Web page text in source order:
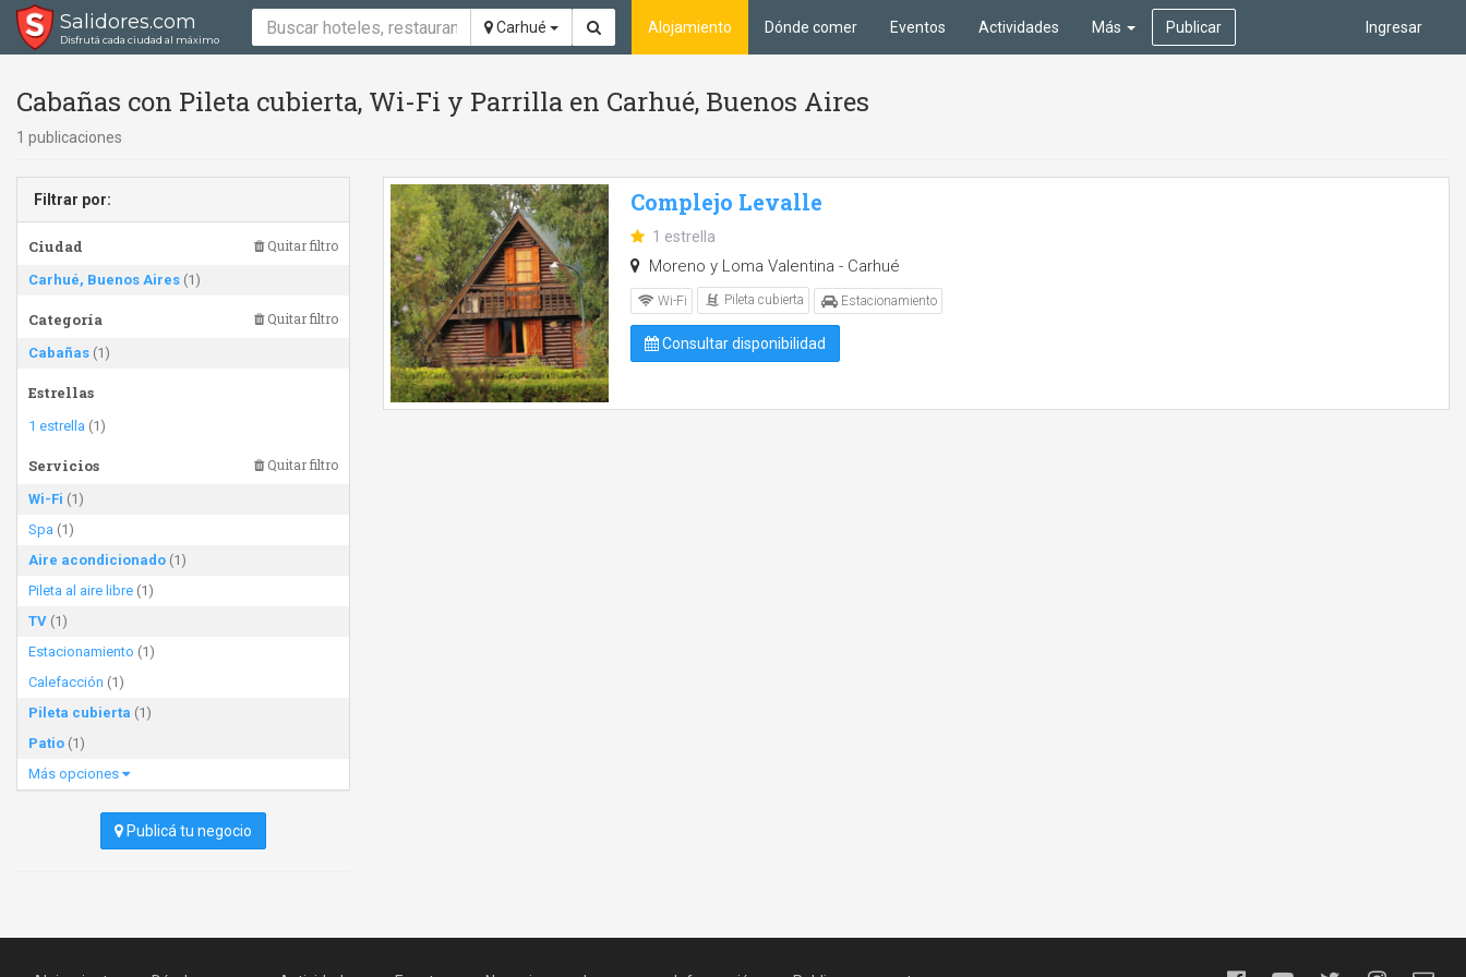
Salidores.com
Disfrutá cada ciudad al máximo
Carhué Ingresar
Alojamiento Dónde comer Eventos Actividades Más Publicar
Cabañas con Pileta cubierta, Wi-Fi y Parrilla en Carhué, Buenos Aires
1 publicaciones
Filtrar por:
Ciudad Quitar filtro
Carhué, Buenos Aires (1)
Categoría Quitar filtro
Cabañas (1)
Estrellas
1 estrella (1)
Servicios Quitar filtro
Wi-Fi (1)
Spa (1)
Aire acondicionado (1)
Pileta al aire libre (1)
TV (1)
Estacionamiento (1)
Calefacción (1)
Pileta cubierta (1)
Patio (1)
Más opciones
Publicá tu negocio
Complejo Levalle
1 estrella
Moreno y Loma Valentina - Carhué
Wi-Fi Pileta cubierta Estacionamiento
Consultar disponibilidad